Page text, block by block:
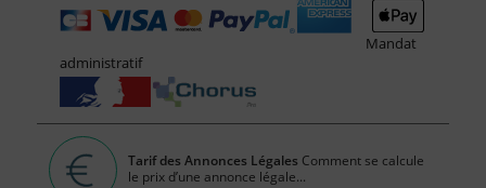
Mandat
administratif
Tarif des Annonces Légales Comment se calcule
le prix d’une annonce légale...